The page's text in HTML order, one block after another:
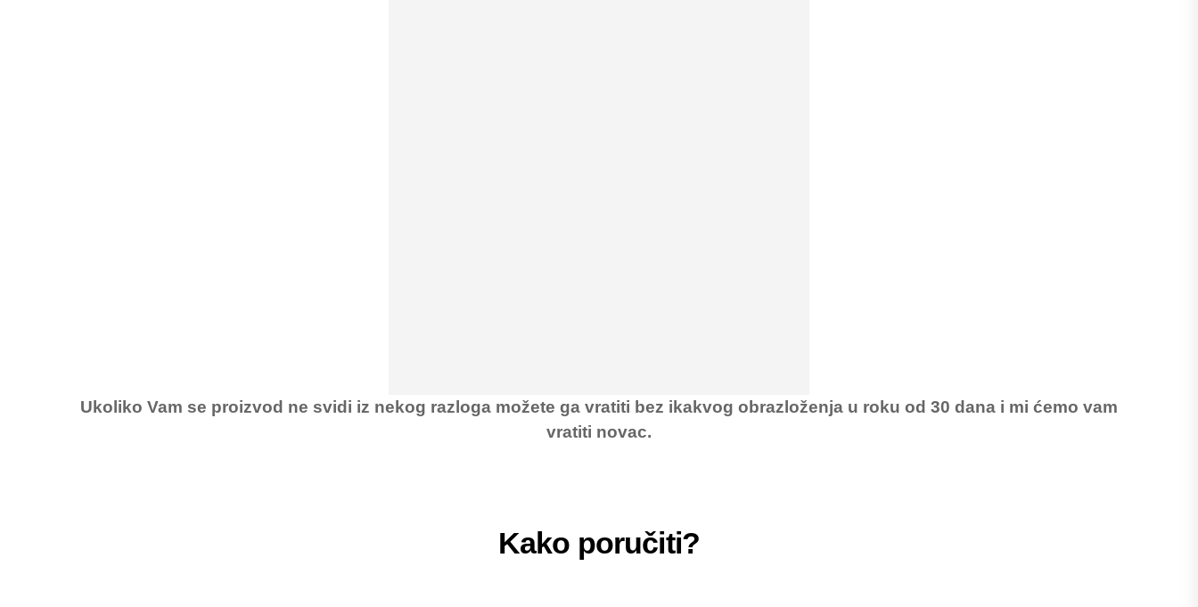
Ukoliko Vam se proizvod ne svidi iz nekog razloga možete ga vratiti bez ikakvog obrazloženja u roku od 30 dana i mi ćemo vam
vratiti novac.
Kako poručiti?